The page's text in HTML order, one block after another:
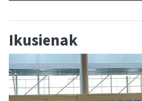
Ikusienak